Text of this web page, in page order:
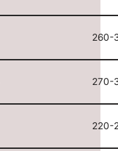
260-
270-
220-